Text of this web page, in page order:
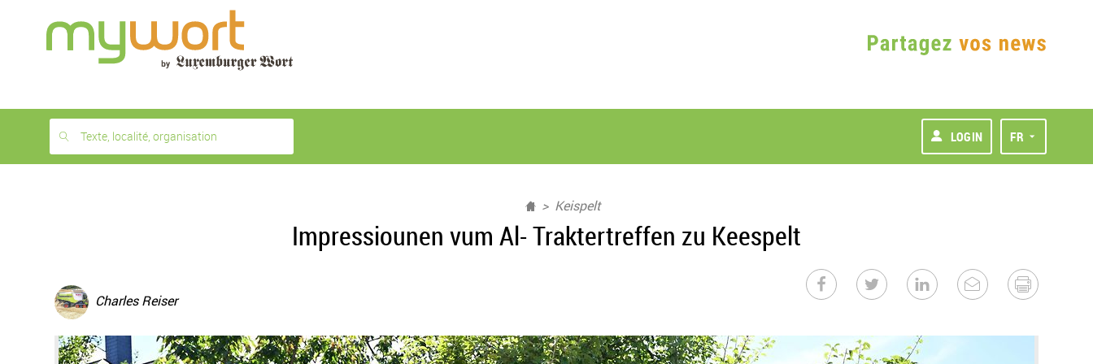
month
free
Texte, localité, organisation LOGIN FR
Keispelt
Impressiounen vum Al- Traktertreffen zu Keespelt
Charles Reiser